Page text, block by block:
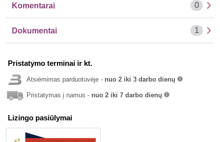
Komentarai 0
Dokumentai 1
Pristatymo terminai ir kt.
Atsiėmimas parduotuvėje - nuo 2 iki 3 darbo dienų
Pristatymas į namus - nuo 2 iki 7 darbo dienų
Lizingo pasiūlymai